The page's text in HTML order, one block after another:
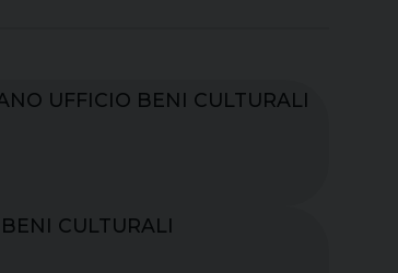
UFFICIO BENI CULTURALI
CULTURALI